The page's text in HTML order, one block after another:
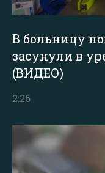
В больницу
засунули в
(ВИДЕО)
2:26